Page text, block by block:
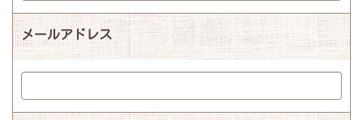
メールアドレス